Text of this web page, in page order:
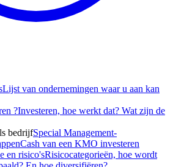
Lijst van ondernemingen waar u aan kan
?Investeren, hoe werkt dat? Wat zijn de
bedrijfSpecial Management-
Cash van een KMO investeren
en risico'sRisicocategorieën, hoe wordt